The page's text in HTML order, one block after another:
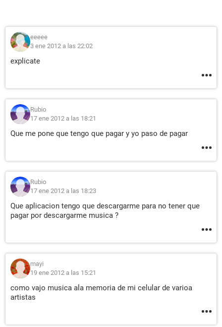
eeeee
3 ene 2012 a las 22:02
explicate
Rubio
17 ene 2012 a las 18:21
Que me pone que tengo que pagar y yo paso de pagar
Rubio
17 ene 2012 a las 18:23
Que aplicacion tengo que descargarme para no tener que
pagar por descargarme musica ?
mayi
19 ene 2012 a las 15:21
como vajo musica ala memoria de mi celular de varioa
artistas